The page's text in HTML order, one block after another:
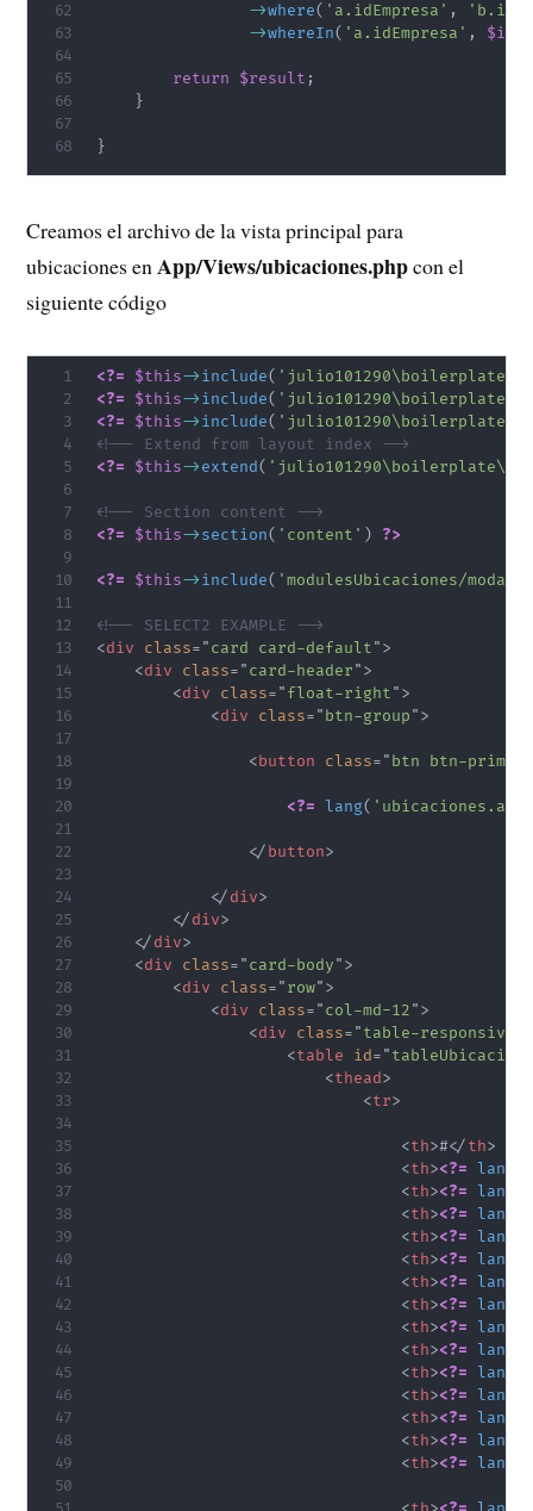
->where( 'a.idEmpresa' , 'b.id'
->whereIn( 'a.idEmpresa' ,
return $result ;
}
}
Creamos el archivo de la vista principal para
ubicaciones en App/Views/ubicaciones.phpcon el
siguiente código
<?= $this->include(
<?=
$this->include(
<?=
$this->include(
<!-- Extend from layout index -->
<?=
$this->extend(
<!-- Section content -->
<?=
$this->section( 'content' ) ?>
<?= $this->include( 'modulesUbicaciones/
<!-- SELECT2 EXAMPLE -->
<div class="card card-default">
<div class="card-header">
<div class="float-right">
<div class="btn-group">
<button class="btn btn-
<?= lang(
</button>
</div>
</div>
</div>
<div class="card-body">
<div class="row">
<div class="col-md-12">
<div class="table-responsive
<table id="
<thead>
<tr>
<th>#</th>
<th><?= lang
<th><?= lang
<th><?= lang
<th><?= lang
<th><?= lang
<th><?= lang
<th><?= lang
<th><?= lang
<th><?= lang
<th><?= lang
<th><?= lang
<th><?= lang
<th><?= lang
<th><?= lang